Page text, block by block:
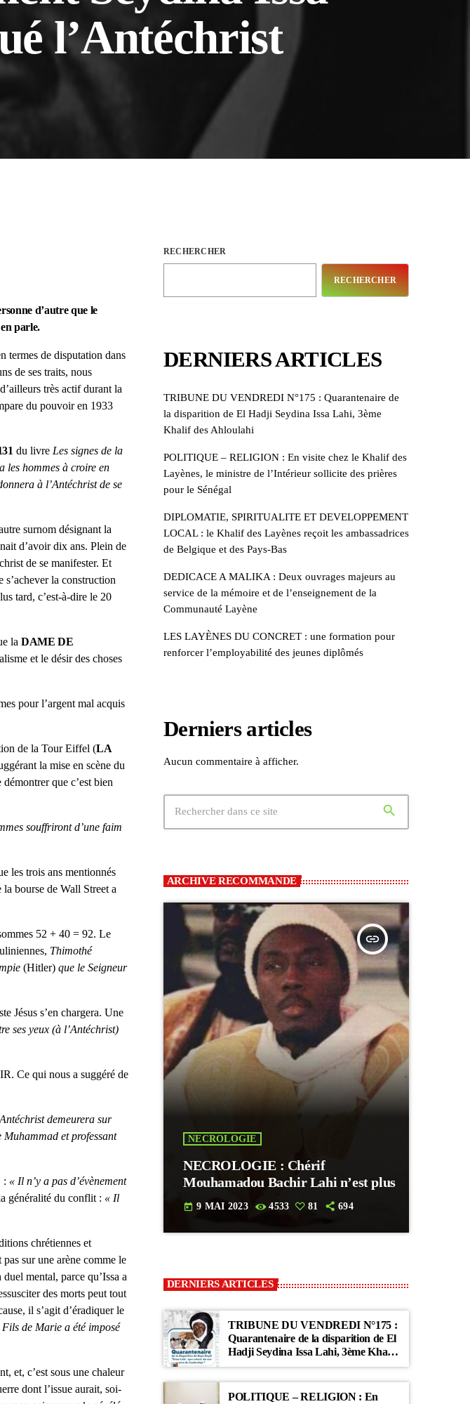
l’Antéchrist
d’autre que le
parle.
termes de disputation dans
de ses traits, nous
très actif durant la
du pouvoir en 1933
du livre Les signes de la
les hommes à croire en
à l’Antéchrist de se
surnom désignant la
d’avoir dix ans. Plein de
de se manifester. Et
s’achever la construction
tard, c’est-à-dire le 20
la DAME DE
et le désir des choses
pour l’argent mal acquis
de la Tour Eiffel (LA
la mise en scène du
que c’est bien
souffriront d’une faim
les trois ans mentionnés
bourse de Wall Street a
52 + 40 = 92. Le
Thimothé
(Hitler) que le Seigneur
Jésus s’en chargera. Une
ses yeux (à l’Antéchrist)
Ce qui nous a suggéré de
demeurera sur
et professant
: « Il n’y a pas d’évènement
généralité du conflit : « Il
chrétiennes et
sur une arène comme le
mental, parce qu’Issa a
des morts peut tout
il s’agit d’éradiquer le
Fils de Marie a été imposé
et, c’est sous une chaleur
dont l’issue aurait, soi-
RECHERCHER
RECHERCHER
DERNIERS ARTICLES
TRIBUNE DU VENDREDI N°175 : Quarantenaire de
la disparition de El Hadji Seydina Issa Lahi, 3ème
Khalif des Ahloulahi
POLITIQUE – RELIGION : En visite chez le Khalif des
Layènes, le ministre de l’Intérieur sollicite des prières
pour le Sénégal
DIPLOMATIE, SPIRITUALITE ET DEVELOPPEMENT
LOCAL : le Khalif des Layènes reçoit les ambassadrices
de Belgique et des Pays-Bas
DEDICACE A MALIKA : Deux ouvrages majeurs au
service de la mémoire et de l’enseignement de la
Communauté Layène
LES LAYÈNES DU CONCRET : une formation pour
renforcer l’employabilité des jeunes diplômés
Derniers articles
Aucun commentaire à afficher.
search
ARCHIVE RECOMMANDE
insert_link
NECROLOGIE
NECROLOGIE : Chérif
Mouhamadou Bachir Lahi n’est plus
today 9 MAI 2023 4533 81 694
DERNIERS ARTICLES
TRIBUNE DU VENDREDI N°175 :
Quarantenaire de la disparition de El
Hadji Seydina Issa Lahi, 3ème Khalif
des Ahloulahi
POLITIQUE – RELIGION : En